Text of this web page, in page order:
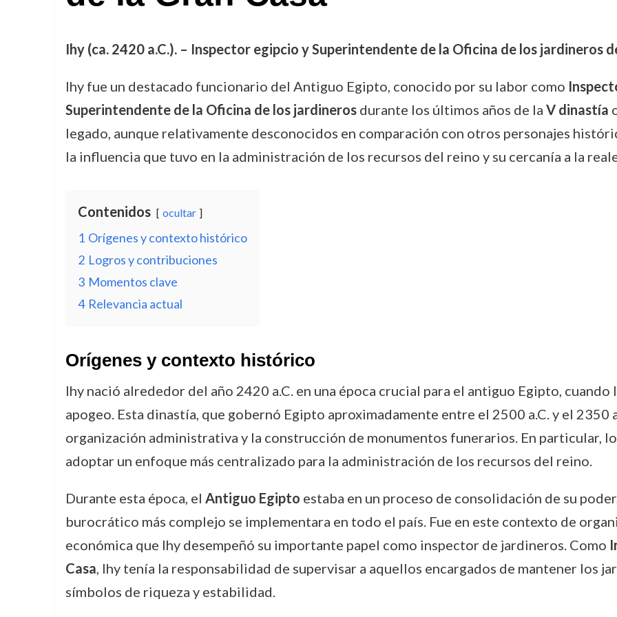
Ihy (ca. 2420 a.C.). – Inspector egipcio y Superintendente de la Oficina de los jardineros
Ihy fue un destacado funcionario del Antiguo Egipto, conocido por su labor como
Superintendente de la Oficina de los jardinerosdurante los últimos años de la V dinastía
legado, aunque relativamente desconocidos en comparación con otros personajes
la influencia que tuvo en la administración de los recursos del reino y su cercanía a la
Contenidos ocultar
1 Orígenes y contexto histórico
2 Logros y contribuciones
3 Momentos clave
4 Relevancia actual
Orígenes y contexto histórico
Ihy nació alrededor del año 2420 a.C. en una época crucial para el antiguo Egipto, cuando
apogeo. Esta dinastía, que gobernó Egipto aproximadamente entre el 2500 a.C. y el 2350
organización administrativa y la construcción de monumentos funerarios. En particular,
adoptar un enfoque más centralizado para la administración de los recursos del reino.
Durante esta época, el Antiguo Egipto estaba en un proceso de consolidación de su
burocrático más complejo se implementara en todo el país. Fue en este contexto de
económica que Ihy desempeñó su importante papel como inspector de jardineros. Como
Casa, Ihy tenía la responsabilidad de supervisar a aquellos encargados de mantener los
símbolos de riqueza y estabilidad.